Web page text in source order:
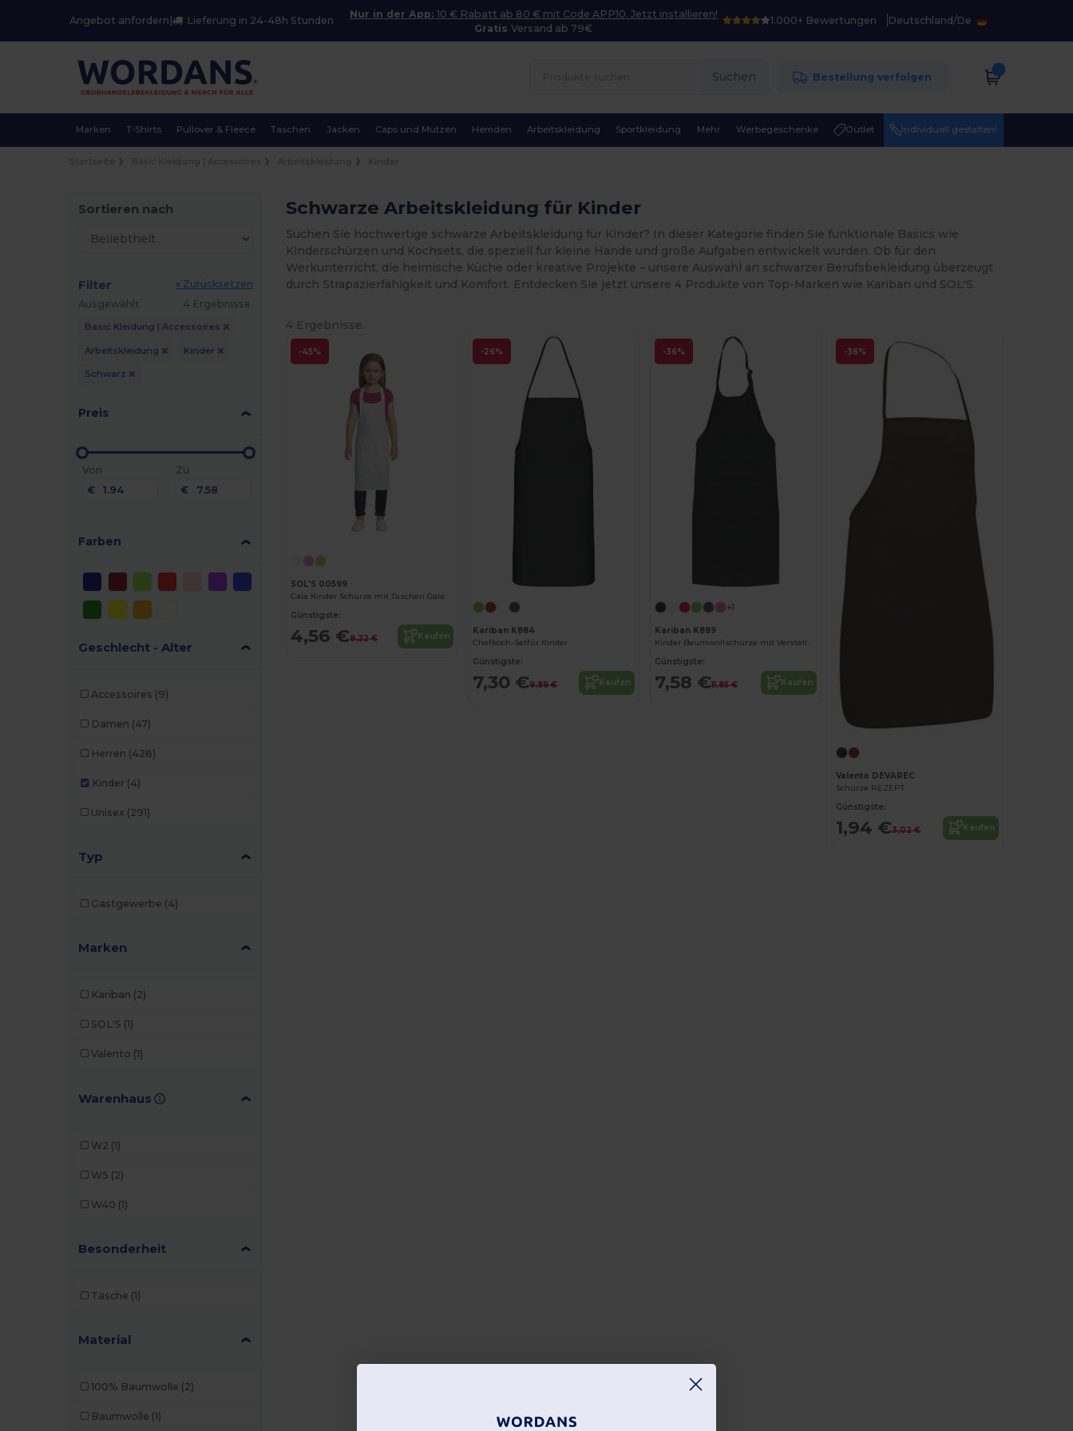
Angebot anfordern Lieferung in 24-48h Stunden
Nur in der App: 10 € Rabatt ab 80 € mit Code APP10. Jetzt installieren!
GratisVersand ab 79€
1.000+ Bewertungen Deutschland/De
Suchen Bestellung verfolgen
Marken T-Shirts Pullover & Fleece Taschen Jacken Caps und Mützen Hemden Arbeitskleidung Sportkleidung Mehr Werbegeschenke Outlet Individuell gestalten!
Sortieren nach
Filter
« Zurücksetzen
Ausgewählt
4 Ergebnisse.
Basic Kleidung | Accessoires
Arbeitskleidung Kinder
Schwarz
Preis
Von
€
Zu
€
Farben
Geschlecht - Alter
Accessoires (9)
Damen (47)
Herren (428)
Kinder (4)
Unisex (291)
Typ
Gastgewerbe (4)
Marken
Kariban (2)
SOL'S (1)
Valento (1)
Warenhaus
W2 (1)
W5 (2)
W40 (1)
Besonderheit
Tasche (1)
Material
100% Baumwolle (2)
Baumwolle (1)
Schwarze Arbeitskleidung für Kinder
Suchen Sie hochwertige schwarze Arbeitskleidung für Kinder? In dieser Kategorie finden Sie funktionale Basics wie
Kinderschürzen und Kochsets, die speziell für kleine Hände und große Aufgaben entwickelt wurden. Ob für den
Werkunterricht, die heimische Küche oder kreative Projekte – unsere Auswahl an schwarzer Berufsbekleidung überzeugt
durch Strapazierfähigkeit und Komfort. Entdecken Sie jetzt unsere 4 Produkte von Top-Marken wie Kariban und SOL'S.
4 Ergebnisse.
-45%
SOL'S 00599
Gala Kinder Schürze mit Taschen Gala
Günstigste:
4,56 €8,22 € Kaufen
-26%
Kariban K884
Chefkoch-Setfür Kinder
Günstigste:
7,30 €9,89 € Kaufen
-36%
+1
Kariban K889
Kinder Baumwollschürze mit Verstellbarem Nackengurt
Günstigste:
7,58 €11,85 € Kaufen
-36%
Valento DEVAREC
Schürze REZEPT
Günstigste:
1,94 €3,02 € Kaufen